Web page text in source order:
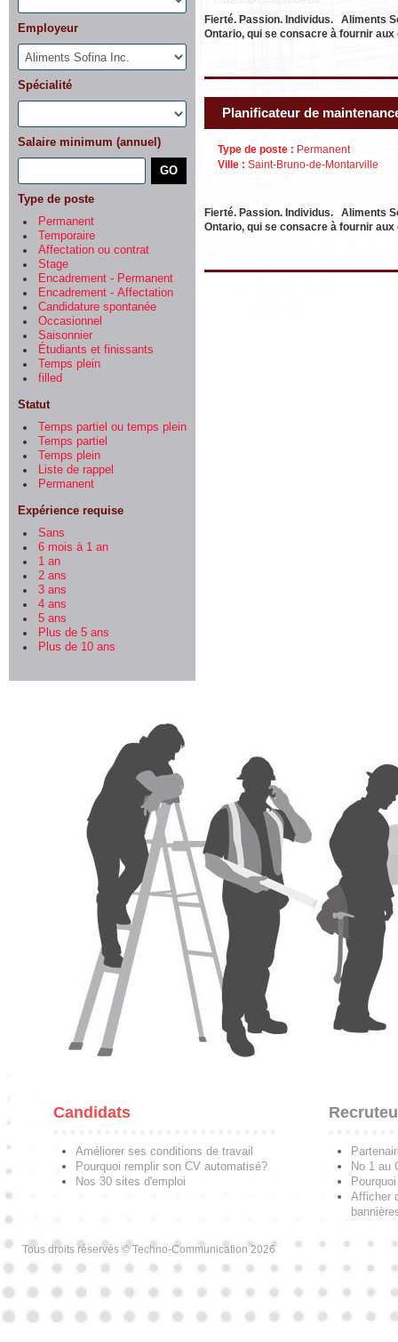
Employeur
Spécialité
Salaire minimum (annuel)
Type de poste
Permanent
Temporaire
Affectation ou contrat
Stage
Encadrement - Permanent
Encadrement - Affectation
Candidature spontanée
Occasionnel
Saisonnier
Étudiants et finissants
Temps plein
filled
Statut
Temps partiel ou temps plein
Temps partiel
Temps plein
Liste de rappel
Permanent
Expérience requise
Sans
6 mois à 1 an
1 an
2 ans
3 ans
4 ans
5 ans
Plus de 5 ans
Plus de 10 ans
Fierté. Passion. Individus. Aliments
Ontario, qui se consacre à fournir
Planificateur de
Type de poste : Permanent
Ville : Saint-Bruno-de-Montarville
Fierté. Passion. Individus. Aliments
Ontario, qui se consacre à fournir
Candidats
Améliorer ses conditions de travail
Pourquoi remplir son CV automatisé?
Nos 30 sites d'emploi
No 1 au
Afficher
Tous droits réservés © Techno-Communication 2026